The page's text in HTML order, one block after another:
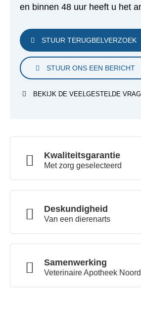
en binnen 48 uur heeft u het
STUUR TERUGBELVERZOEK
STUUR ONS EEN BERICHT
BEKIJK DE VEELGESTELDE
Kwaliteitsgarantie
Met zorg geselecteerd
Deskundigheid
Van een dierenarts
Samenwerking
Veterinaire Apotheek Noord